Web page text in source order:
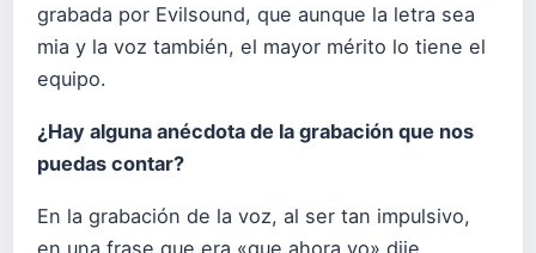
grabada por Evilsound, que aunque la letra sea
mia y la voz también, el mayor mérito lo tiene el
equipo.
¿Hay alguna anécdota de la grabación que nos
puedas contar?
En la grabación de la voz, al ser tan impulsivo,